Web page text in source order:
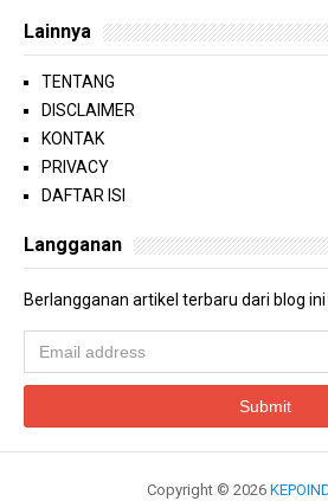
Lainnya
TENTANG
DISCLAIMER
KONTAK
PRIVACY
DAFTAR ISI
Langganan
Berlangganan artikel terbaru dari blog ini
Copyright © 2026